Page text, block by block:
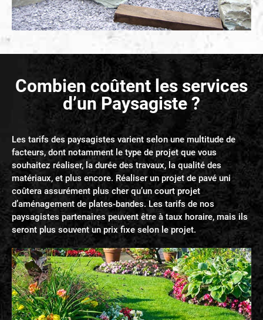
Combien coûtent les services
d’un Paysagiste ?
Les tarifs des paysagistes varient selon une multitude de
facteurs, dont notamment le type de projet que vous
souhaitez réaliser, la durée des travaux, la qualité des
matériaux, et plus encore. Réaliser un projet de pavé uni
coûtera assurément plus cher qu’un court projet
d’aménagement de plates-bandes. Les tarifs de nos
paysagistes partenaires peuvent être à taux horaire, mais ils
seront plus souvent un prix fixe selon le projet.